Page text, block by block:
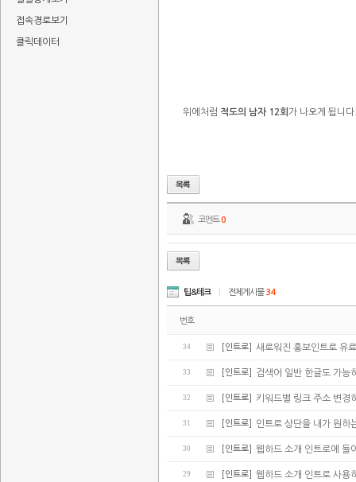
접속경로보기
클릭데이터
위에처럼 적도의 남자 12회가 나오게 됩니
코멘트0
팁&테크 전체게시물34
번호
34 [인트로] 새로워진 홍보인트로 유
33 [인트로] 검색어 일반 한글도 가능
32 [인트로] 키워드별 링크 주소 변경
31 [인트로] 인트로 상단을 내가 원하
30 [인트로] 웹하드 소개 인트로에
29 [인트로] 웹하드 소개 인트로 사용